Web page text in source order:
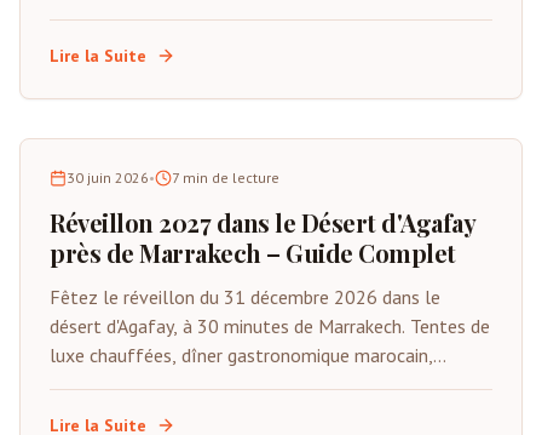
montagnes de l'Atlas. Du 29 décembre au 1er janvier
2027. Tout inclus sauf les vols.
Lire la Suite
30 juin 2026• 7 min de lecture
Réveillon 2027 dans le Désert d'Agafay
près de Marrakech – Guide Complet
Fêtez le réveillon du 31 décembre 2026 dans le
désert d'Agafay, à 30 minutes de Marrakech. Tentes de
luxe chauffées, dîner gastronomique marocain,
musique Gnawa live, feux d'artifice et compte à
rebours sous les étoiles. Places limitées.
Lire la Suite